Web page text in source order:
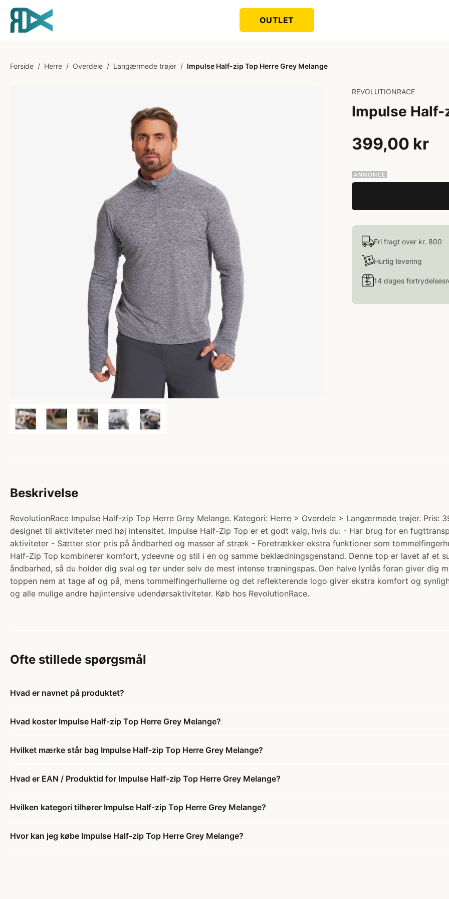
OUTLET
Forside / Herre / Overdele / Langærmede trøjer / Impulse Half-zip Top Herre Grey Melange
REVOLUTIONRACE
Impulse Half-
399,00 kr
Fri fragt over kr. 800
Hurtig levering
14 dages
Beskrivelse
RevolutionRace Impulse Half-zip Top Herre Grey Melange. Kategori: Herre > Overdele > Langærmede trøjer.
designet til aktiviteter med høj intensitet. Impulse Half-Zip Top er et godt valg, hvis du: - Har brug for en
aktiviteter - Sætter stor pris på åndbarhed og masser af stræk - Foretrækker ekstra funktioner som
Half-Zip Top kombinerer komfort, ydeevne og stil i en og samme beklædningsgenstand. Denne top er lavet af et
åndbarhed, så du holder dig sval og tør under selv de mest intense træningspas. Den halve lynlås foran giver dig
toppen nem at tage af og på, mens tommelfingerhullerne og det reflekterende logo giver ekstra komfort og
og alle mulige andre højintensive udendørsaktiviteter. Køb hos RevolutionRace.
Ofte stillede spørgsmål
Hvad er navnet på produktet?
Hvad koster Impulse Half-zip Top Herre Grey Melange?
Hvilket mærke står bag Impulse Half-zip Top Herre Grey Melange?
Hvad er EAN / Produktid for Impulse Half-zip Top Herre Grey Melange?
Hvilken kategori tilhører Impulse Half-zip Top Herre Grey Melange?
Hvor kan jeg købe Impulse Half-zip Top Herre Grey Melange?